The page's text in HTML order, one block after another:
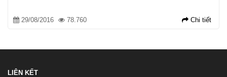
29/08/2016 78.760 Chi tiết
LIÊN KẾT